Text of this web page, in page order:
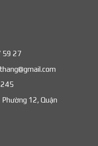
59 27
12, Quận